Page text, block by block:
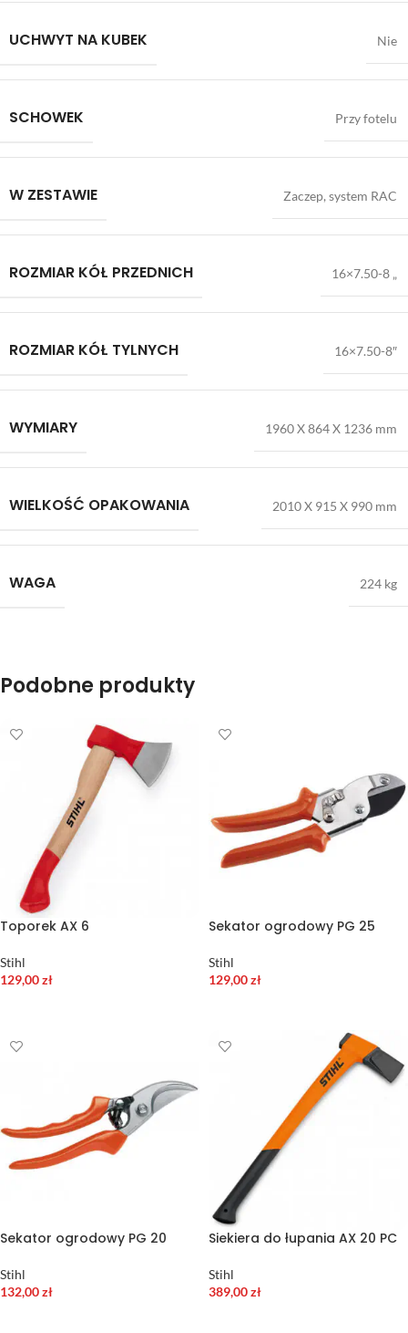
UCHWYT NA KUBEK Nie
SCHOWEK Przy fotelu
W ZESTAWIE Zaczep, system RAC
ROZMIAR KÓŁ PRZEDNICH 16×7.50-8 „
ROZMIAR KÓŁ TYLNYCH 16×7.50-8″
WYMIARY 1960 X 864 X 1236 mm
WIELKOŚĆ OPAKOWANIA 2010 X 915 X 990 mm
WAGA 224 kg
Podobne produkty
Toporek AX 6
Stihl
129,00zł
Sekator ogrodowy PG 25
Stihl
129,00zł
Sekator ogrodowy PG 20
Stihl
132,00zł
Siekiera do łupania AX 20 PC
Stihl
389,00zł